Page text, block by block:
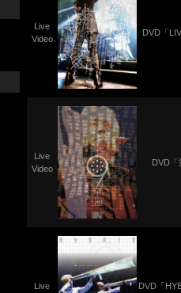
Live
Video
DVD「
Live
Video
DVD
Live
DVD「